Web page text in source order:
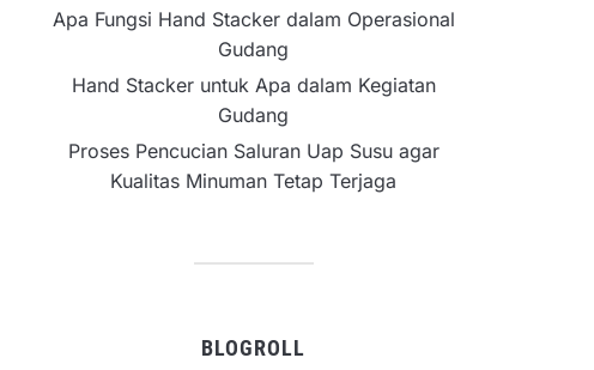
Apa Fungsi Hand Stacker dalam Operasional
Gudang
Hand Stacker untuk Apa dalam Kegiatan
Gudang
Proses Pencucian Saluran Uap Susu agar
Kualitas Minuman Tetap Terjaga
BLOGROLL